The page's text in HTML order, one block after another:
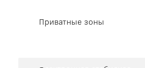
Приватные зоны